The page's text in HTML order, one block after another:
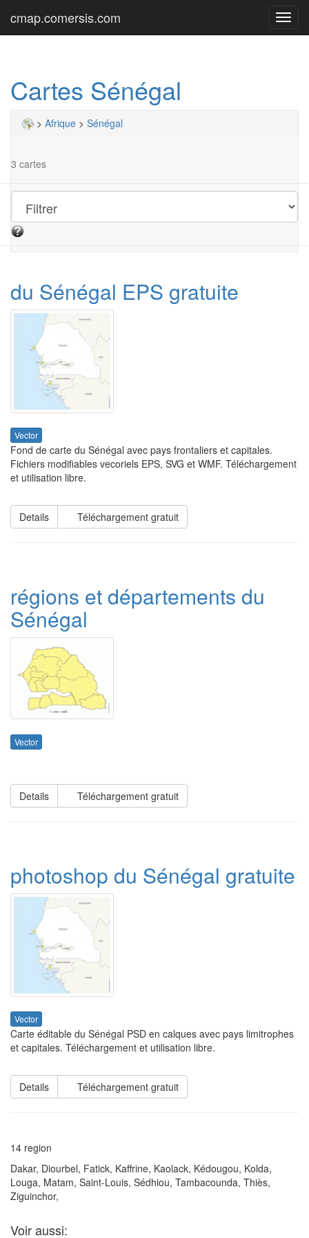
cmap.comersis.com
Cartes Sénégal
> Afrique > Sénégal
3 cartes
du Sénégal EPS gratuite
Vector
Fond de carte du Sénégal avec pays frontaliers et capitales.
Fichiers modifiables vecoriels EPS, SVG et WMF. Téléchargement
et utilisation libre.
Details Téléchargement gratuit
régions et départements du
Sénégal
Vector
Details Téléchargement gratuit
photoshop du Sénégal gratuite
Vector
Carte éditable du Sénégal PSD en calques avec pays limitrophes
et capitales. Téléchargement et utilisation libre.
Details Téléchargement gratuit
14 region
Dakar, Diourbel, Fatick, Kaffrine, Kaolack, Kédougou, Kolda,
Louga, Matam, Saint-Louis, Sédhiou, Tambacounda, Thiès,
Ziguinchor,
Voir aussi: